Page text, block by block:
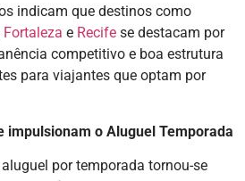
indicam que destinos como
Fortaleza e Recife se destacam por
competitivo e boa estrutura
para viajantes que optam por
impulsionam o Aluguel Temporada
por temporada tornou-se